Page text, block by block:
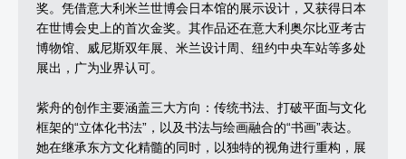
奖。凭借意大利米兰世博会日本馆的展示设计，又获得日本
在世博会史上的首次金奖。其作品还在意大利奥尔比亚考古
博物馆、威尼斯双年展、米兰设计周、纽约中央车站等多处
展出，广为业界认可。
紫舟的创作主要涵盖三大方向：传统书法、打破平面与文化
框架的“立体化书法”，以及书法与绘画融合的“书画”表达。
她在继承东方文化精髓的同时，以独特的视角进行重构，展